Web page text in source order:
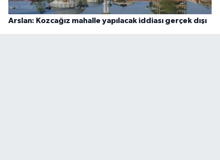
Arslan: Kozcağız mahalle yapılacak iddiası gerçek dışı